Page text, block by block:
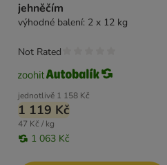
jehněčím
výhodné balení: 2 x 12 kg
jednotlivě 1 158 Kč
1 119 Kč
47 Kč / kg
1 063 Kč
Not Rated